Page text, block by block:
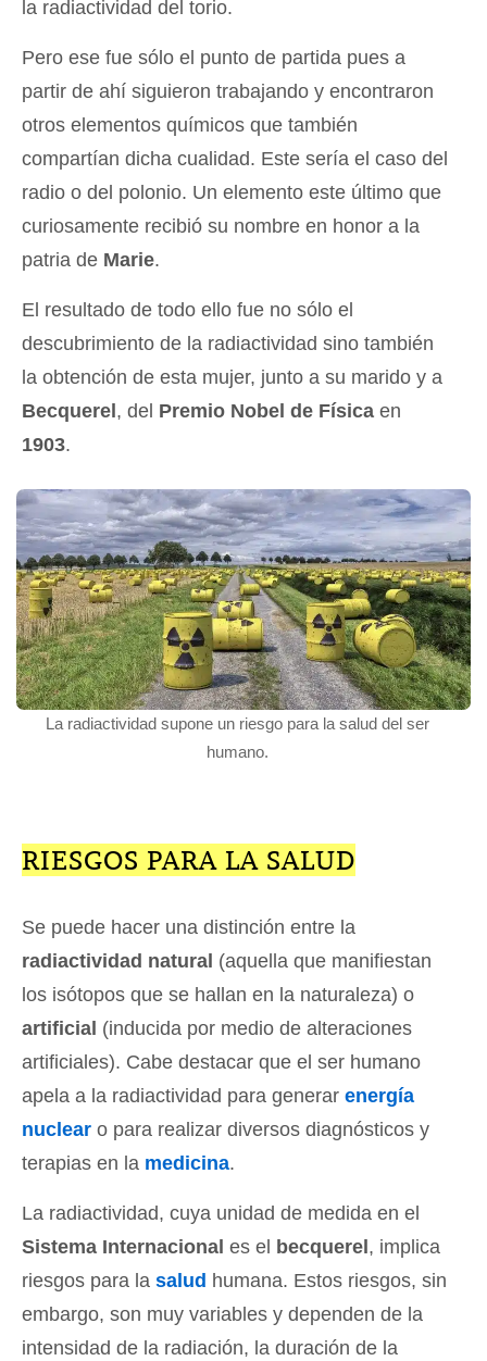
la radiactividad del torio.
Pero ese fue sólo el punto de partida pues a
partir de ahí siguieron trabajando y encontraron
otros elementos químicos que también
compartían dicha cualidad. Este sería el caso del
radio o del polonio. Un elemento este último que
curiosamente recibió su nombre en honor a la
patria de Marie.
El resultado de todo ello fue no sólo el
descubrimiento de la radiactividad sino también
la obtención de esta mujer, junto a su marido y a
Becquerel, del Premio Nobel de Física en
1903.
La radiactividad supone un riesgo para la salud del ser
humano.
RIESGOS PARA LA SALUD
Se puede hacer una distinción entre la
radiactividad natural (aquella que manifiestan
los isótopos que se hallan en la naturaleza) o
artificial (inducida por medio de alteraciones
artificiales). Cabe destacar que el ser humano
apela a la radiactividad para generar energía
nuclear o para realizar diversos diagnósticos y
terapias en la medicina.
La radiactividad, cuya unidad de medida en el
Sistema Internacional es el becquerel , implica
riesgos para la salud humana. Estos riesgos, sin
embargo, son muy variables y dependen de la
intensidad de la radiación, la duración de la